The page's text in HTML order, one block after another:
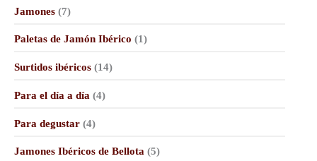
Jamones (7)
Paletas de Jamón Ibérico (1)
Surtidos ibéricos (14)
Para el día a día (4)
Para degustar (4)
Jamones Ibéricos de Bellota (5)